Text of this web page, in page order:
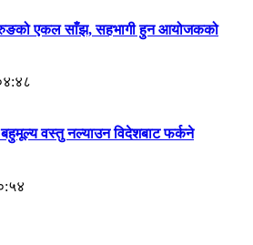
गुरुङको एकल साँझ, सहभागी हुन आयोजकको
वस्तु नल्याउन विदेशबाट फर्कने